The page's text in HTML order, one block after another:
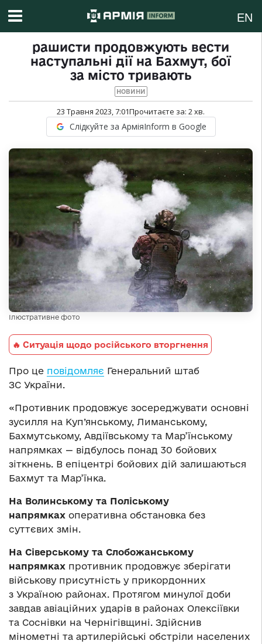
EN
рашисти продовжують вести
наступальні дії на Бахмут, бої
за місто тривають
НОВИНИ
23 Травня 2023, 7:01Прочитаєте за: 2хв.
Слідкуйте за АрміяInform в Google
Ілюстративне фото
🔥 Ситуація щодо російського вторгнення
Про це повідомляє Генеральний штаб
ЗС України.
«Противник продовжує зосереджувати основні
зусилля на Куп’янському, Лиманському,
Бахмутському, Авдіївському та Мар’їнському
напрямках — відбулось понад 30 бойових
зіткнень. В епіцентрі бойових дій залишаються
Бахмут та Мар’їнка.
На Волинському та Поліському
напрямках оперативна обстановка без
суттєвих змін.
На Сіверському та Слобожанському
напрямках противник продовжує зберігати
військову присутність у прикордонних
з Україною районах. Протягом минулої доби
завдав авіаційних ударів в районах Олексіївки
та Соснівки на Чернігівщині. Здійснив
мінометні та артилерійські обстріли населених